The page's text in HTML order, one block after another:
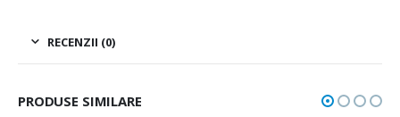
RECENZII (0)
PRODUSE SIMILARE